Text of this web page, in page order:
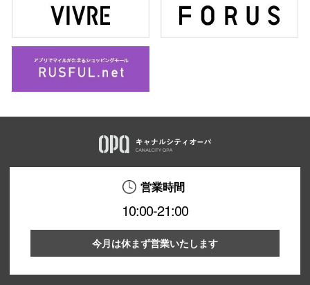
営業時間
10:00-21:00
今月は休まず営業いたします